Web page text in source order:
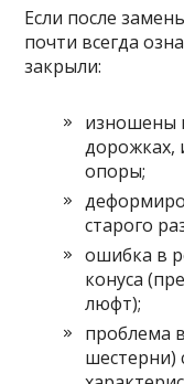
Если после
почти всегда
закрыли:
изношены
дорожках,
опоры;
старого
ошибка в
конуса
люфт);
проблема
шестерни)